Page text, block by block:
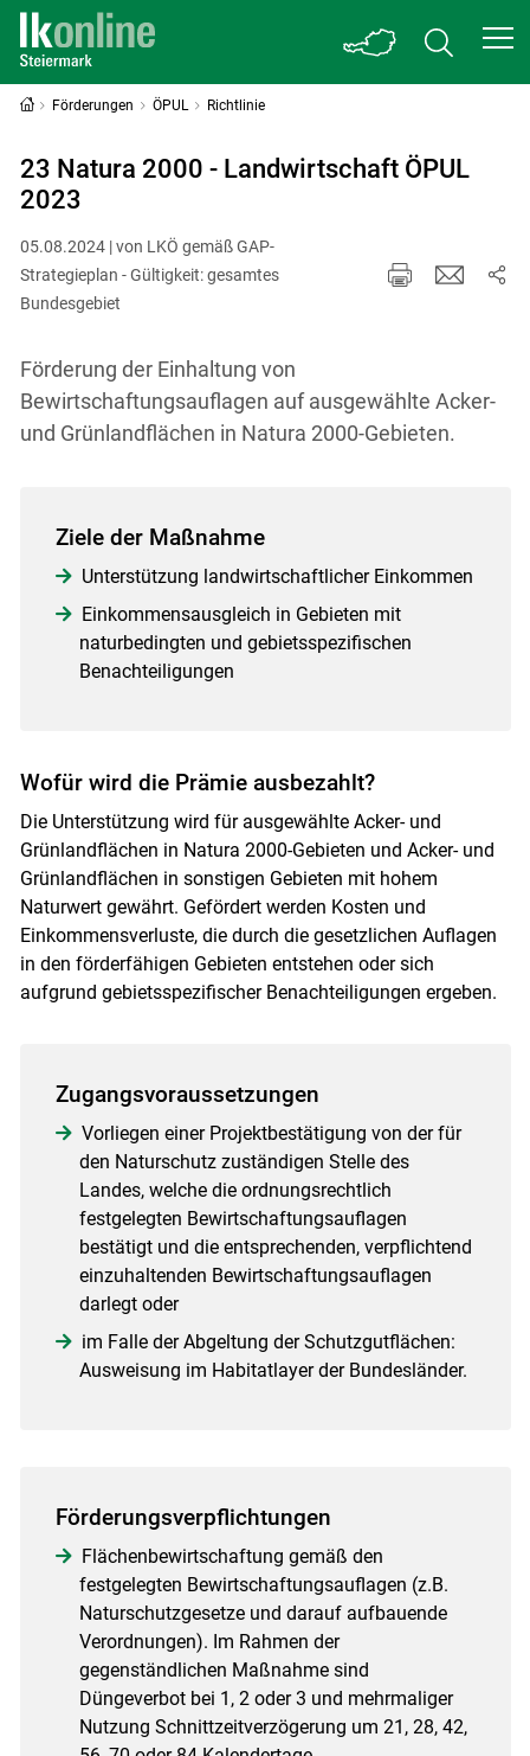
Förderungen ÖPUL Richtlinie
23 Natura 2000 - Landwirtschaft ÖPUL
2023
05.08.2024 | von LKÖ gemäß GAP-
Strategieplan - Gültigkeit: gesamtes
Bundesgebiet
Förderung der Einhaltung von
Bewirtschaftungsauflagen auf ausgewählte Acker-
und Grünlandflächen in Natura 2000-Gebieten.
Ziele der Maßnahme
Unterstützung landwirtschaftlicher Einkommen
Einkommensausgleich in Gebieten mit
naturbedingten und gebietsspezifischen
Benachteiligungen
Wofür wird die Prämie ausbezahlt?
Die Unterstützung wird für ausgewählte Acker- und
Grünlandflächen in Natura 2000-Gebieten und Acker- und
Grünlandflächen in sonstigen Gebieten mit hohem
Naturwert gewährt. Gefördert werden Kosten und
Einkommensverluste, die durch die gesetzlichen Auflagen
in den förderfähigen Gebieten entstehen oder sich
aufgrund gebietsspezifischer Benachteiligungen ergeben.
Zugangsvoraussetzungen
Vorliegen einer Projektbestätigung von der für
den Naturschutz zuständigen Stelle des
Landes, welche die ordnungsrechtlich
festgelegten Bewirtschaftungsauflagen
bestätigt und die entsprechenden, verpflichtend
einzuhaltenden Bewirtschaftungsauflagen
darlegt oder
im Falle der Abgeltung der Schutzgutflächen:
Ausweisung im Habitatlayer der Bundesländer.
Förderungsverpflichtungen
Flächenbewirtschaftung gemäß den
festgelegten Bewirtschaftungsauflagen (z.B.
Naturschutzgesetze und darauf aufbauende
Verordnungen). Im Rahmen der
gegenständlichen Maßnahme sind
Düngeverbot bei 1, 2 oder 3 und mehrmaliger
Nutzung Schnittzeitverzögerung um 21, 28, 42,